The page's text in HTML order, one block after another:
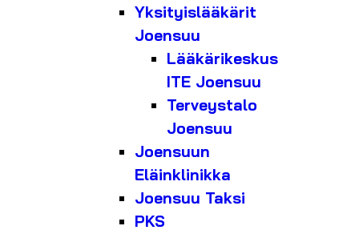
Yksityislääkärit
Joensuu
Lääkärikeskus
ITE Joensuu
Terveystalo
Joensuu
Joensuun
Eläinklinikka
Joensuu Taksi
PKS